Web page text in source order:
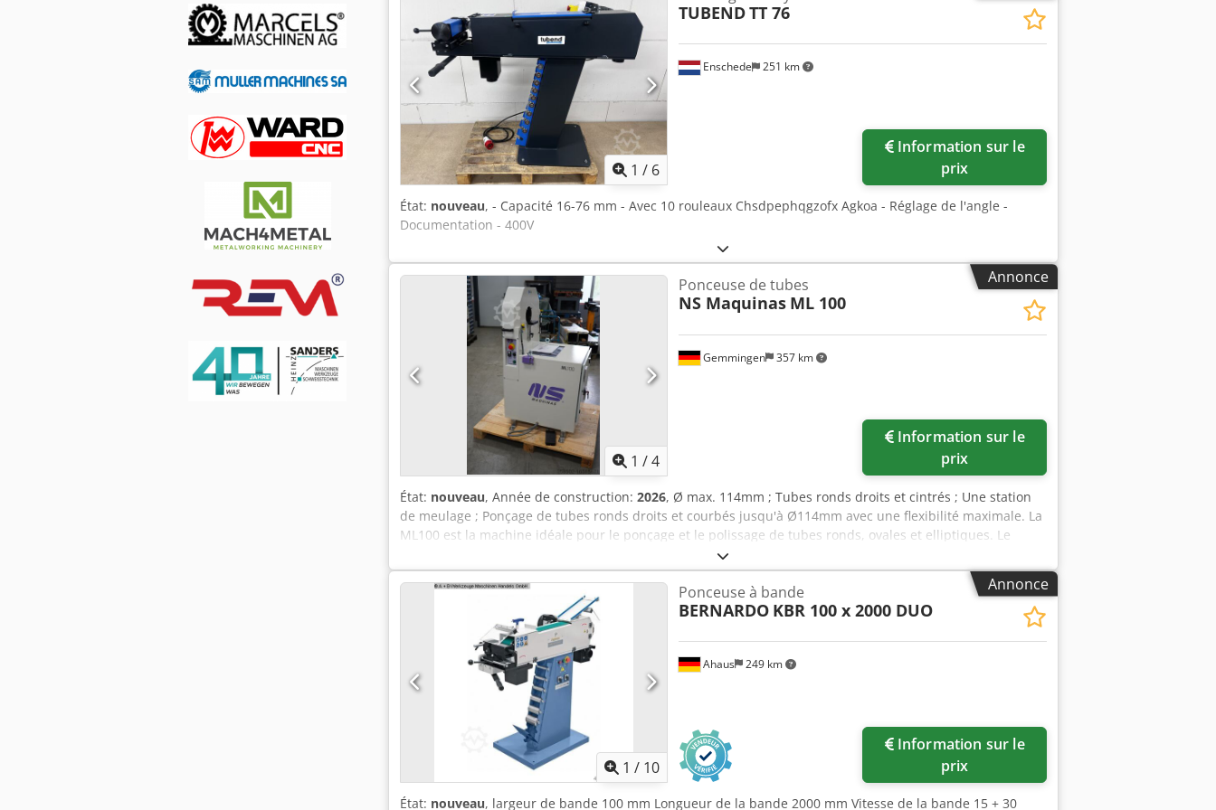
1 / 6
Enschede 251 km
TUBENDTT 76
Information sur le
prix
État: nouveau, - Capacité 16-76 mm - Avec 10 rouleaux Chsdpephqgzofx Agkoa - Réglage de l'angle -
Documentation - 400V
Annonce
1 /4
Gemmingen 357 km
Ponceuse de tubes
NS Maquinas ML 100
Information sur le
prix
État: nouveau, Année de construction: 2026, Ø max. 114mm ; Tubes ronds droits et cintrés ; Une station
de meulage ; Ponçage de tubes ronds droits et courbés jusqu'à Ø114mm avec une flexibilité maximale. La
ML100 est la machine idéale pour le ponçage et le polissage de tubes ronds, ovales et elliptiques. Le
système de courroie planétaire ML permet de poncer à la bande sans faire tourner le tube pour obtenir
les meilleurs résultats. Le système d'alimentation introduit sans danger les tubes droits dans la station de
ponçage pour permettre une qualité de surface constante et productive. ML100 Capacité de travail (Ø
mm) 3 - 114 Nombre de stations 1 Bande abrasive, dimensions (mm) (2x) 50x940 Vitesse de la bande
abrasive (m/s) 3-22 Bandes abrasives Moteur (kW) 3 Roue, moteur (kW) 1.5 Puissance totale (kW) 4,5
Consommation électrique (A) 11 Raccord d'aspiration des poussières (Ø mm) 80 Dimensions (mm)
750x1000x1300 Poids (kg) 250 Chjdpfet Eaw Dex Agkea
Annonce
1 / 10
Ahaus 249 km
Ponceuse à bande
BERNARDO KBR 100 x 2000 DUO
Information sur le
prix
État: nouveau, largeur de bande 100 mm Longueur de la bande 2000 mm Vitesse de la bande 15 + 30